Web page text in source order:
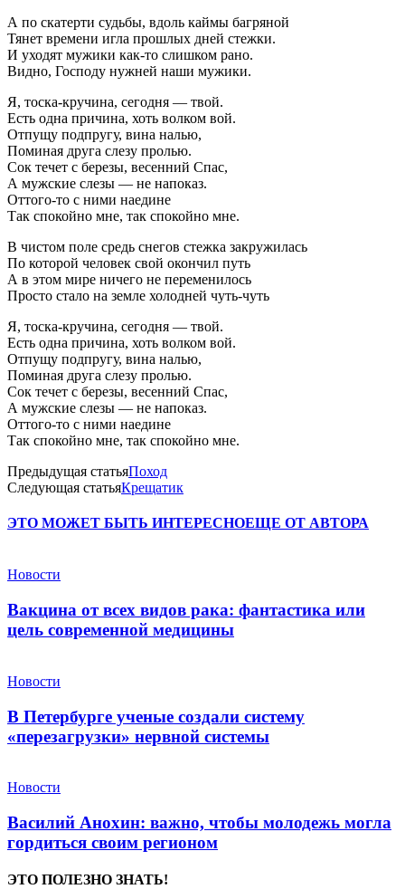
А по скатерти судьбы, вдоль каймы багряной
Тянет времени игла прошлых дней стежки.
И уходят мужики как-то слишком рано.
Видно, Господу нужней наши мужики.
Я, тоска-кручина, сегодня — твой.
Есть одна причина, хоть волком вой.
Отпущу подпругу, вина налью,
Поминая друга слезу пролью.
Сок течет с березы, весенний Спас,
А мужские слезы — не напоказ.
Оттого-то с ними наедине
Так спокойно мне, так спокойно мне.
В чистом поле средь снегов стежка закружилась
По которой человек свой окончил путь
А в этом мире ничего не переменилось
Просто стало на земле холодней чуть-чуть
Я, тоска-кручина, сегодня — твой.
Есть одна причина, хоть волком вой.
Отпущу подпругу, вина налью,
Поминая друга слезу пролью.
Сок течет с березы, весенний Спас,
А мужские слезы — не напоказ.
Оттого-то с ними наедине
Так спокойно мне, так спокойно мне.
Предыдущая статьяПоход
Следующая статьяКрещатик
ЭТО МОЖЕТ БЫТЬ ИНТЕРЕСНОЕЩЕ ОТ АВТОРА
Новости
Вакцина от всех видов рака: фантастика или
цель современной медицины
Новости
В Петербурге ученые создали систему
«перезагрузки» нервной системы
Новости
Василий Анохин: важно, чтобы молодежь могла
гордиться своим регионом
ЭТО ПОЛЕЗНО ЗНАТЬ!